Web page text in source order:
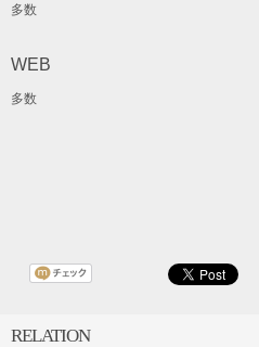
多数
WEB
多数
RELATION